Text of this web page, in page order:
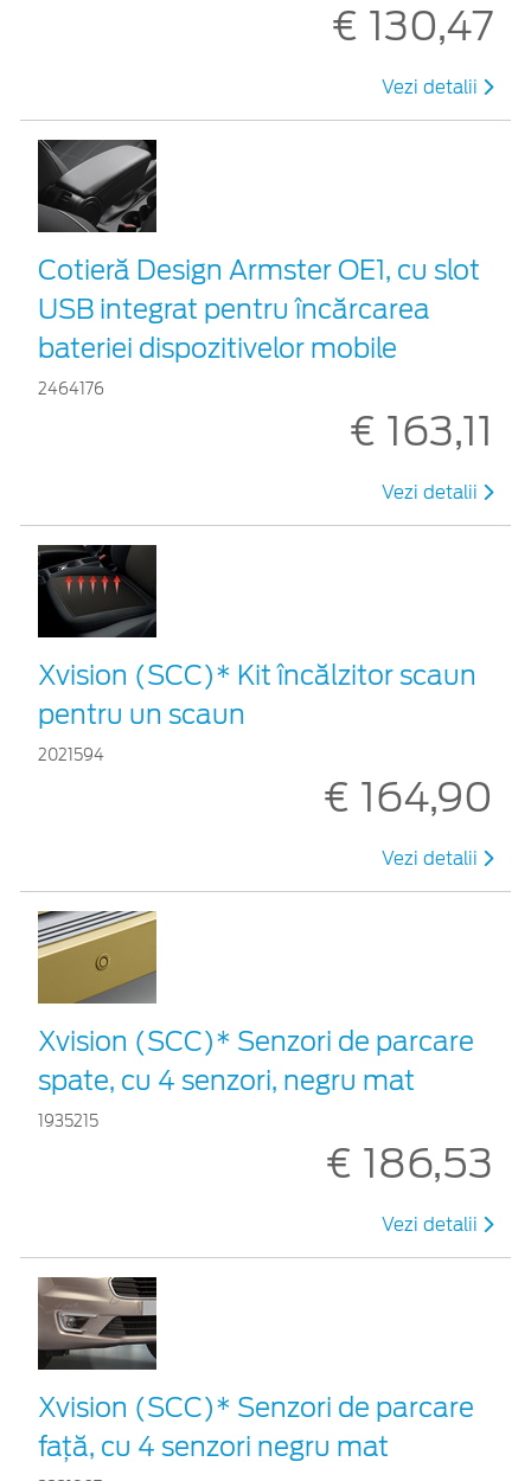
€ 130,47
Vezi detalii
Cotieră Design Armster OE1, cu slot
USB integrat pentru încărcarea
bateriei dispozitivelor mobile
2464176
€ 163,11
Vezi detalii
Xvision (SCC)* Kit încălzitor scaun
pentru un scaun
2021594
€ 164,90
Vezi detalii
Xvision (SCC)* Senzori de parcare
spate, cu 4 senzori, negru mat
1935215
€ 186,53
Vezi detalii
Xvision (SCC)* Senzori de parcare
față, cu 4 senzori negru mat